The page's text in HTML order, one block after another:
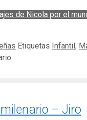
de Nicola por el
Etiquetas Infantil,
– Jiro